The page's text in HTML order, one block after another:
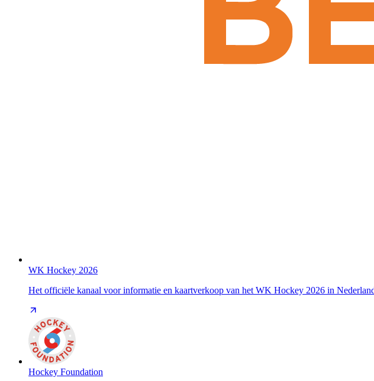
WK Hockey 2026
Het officiële kanaal voor informatie en kaartverkoop van het WK Hockey 2026 in
Hockey Foundation